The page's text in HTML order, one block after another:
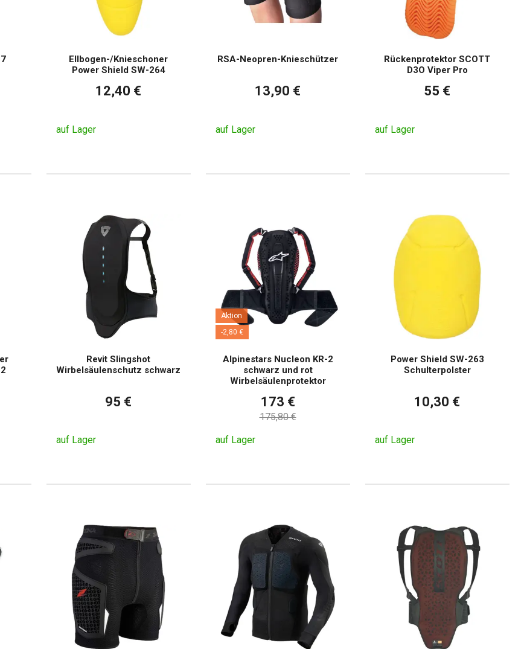
Ellbogen-/Knieschoner
Power Shield SW-264
12,40 €
auf Lager
RSA-Neopren-Knieschützer
13,90 €
auf Lager
Rückenprotektor SCOTT
D3O Viper Pro
55 €
auf Lager
Revit Slingshot
Wirbelsäulenschutz schwarz
95 €
auf Lager
Aktion
-2,80 €
Alpinestars Nucleon KR-2
schwarz und rot
Wirbelsäulenprotektor
173 €
175,80 €
auf Lager
Power Shield SW-263
Schulterpolster
10,30 €
auf Lager